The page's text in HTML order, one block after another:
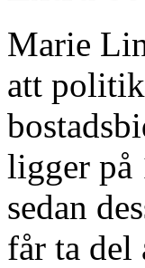
Marie
att
ligger på
sedan
får ta del